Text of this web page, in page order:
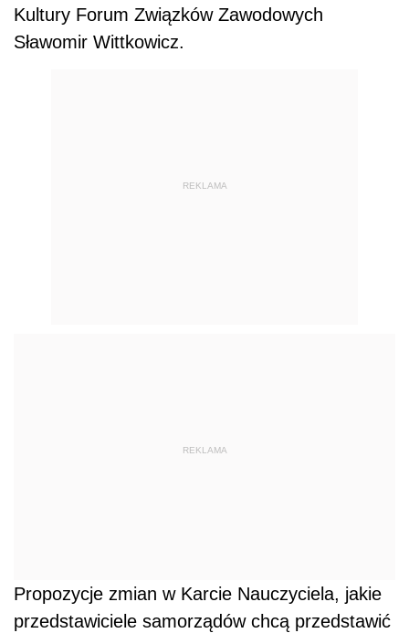
Kultury Forum Związków Zawodowych
Sławomir Wittkowicz.
REKLAMA
REKLAMA
Propozycje zmian w Karcie Nauczyciela, jakie
przedstawiciele samorządów chcą przedstawić